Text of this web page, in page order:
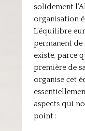
solidement
organisation
L’équilibre
permanent de
existe, parce
première de
organise cet
aspects qui
point :